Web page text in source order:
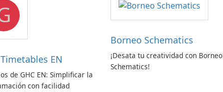
EN
de GHC EN: Simplificar la
con facilidad
Borneo Schematics
¡Desata tu creatividad con Borneo
Schematics!